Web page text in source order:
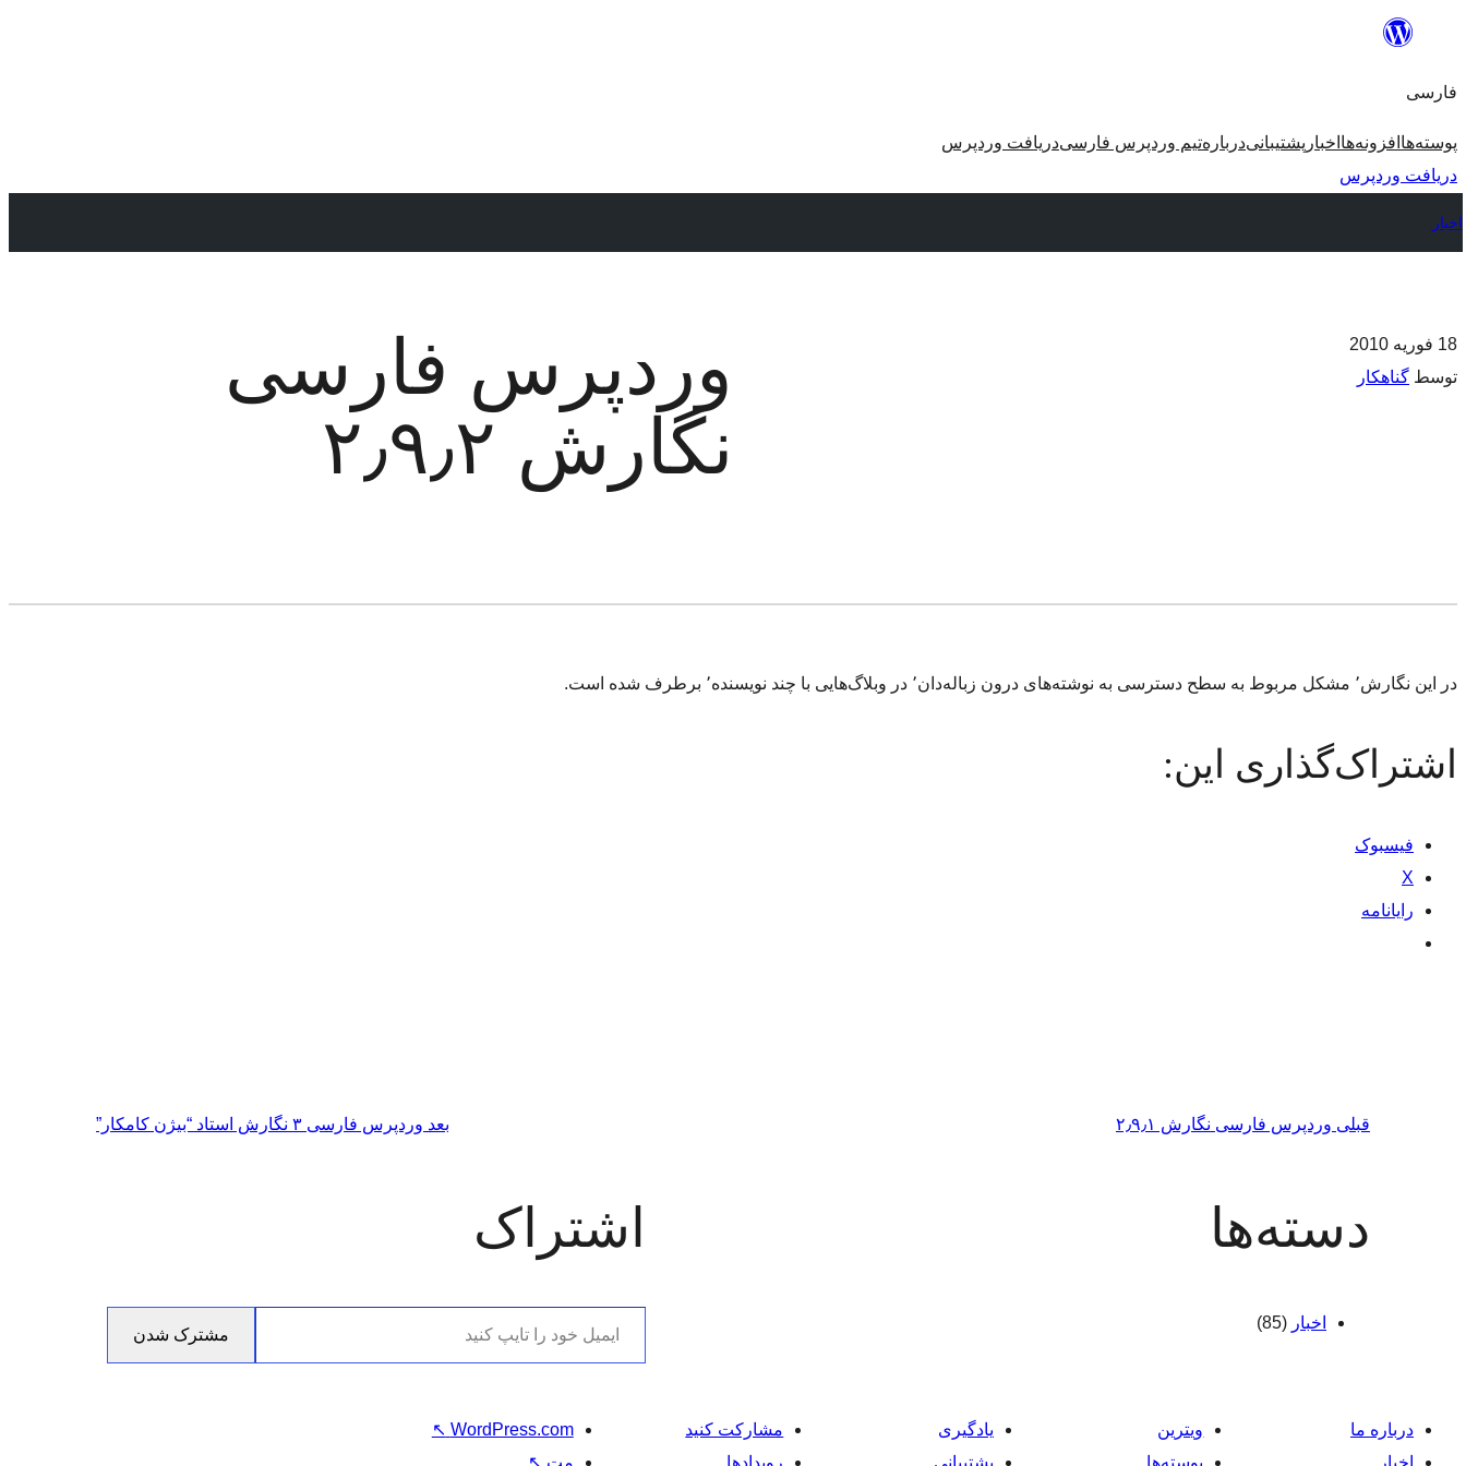
فارسی
پوسته‌ها افزونه‌ها اخبار پشتیبانیدربارهتیم وردپرس فارسیدریافت وردپرس
دریافت وردپرس
اخبار
18 فوریه 2010
توسط گناهکار
وردپرس فارسی
نگارش ۲٫۹٫۲
در این نگارش٬ مشکل مربوط به سطح دسترسی به نوشته‌های درون زباله‌دان٬ در وبلاگ‌هایی با چند نویسنده٬ برطرف شده است.
اشتراک‌گذاری این:
فیسبوک
X
رایانامه
قبلی وردپرس فارسی نگارش ۲٫۹٫۱ بعد وردپرس فارسی ۳ نگارش استاد “بیژن کامکار”
دسته‌ها
اخبار (85)
اشتراک
ایمیل خود را تایپ کنید
مشترک شدن
درباره ما
اخبار
ویترین
پوسته‌ها
یادگیری
پشتیبانی
مشارکت کنید
رویدادها
WordPress.com
↖
مت ↖